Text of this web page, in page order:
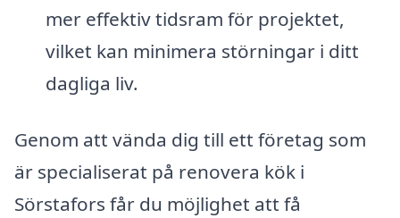
mer effektiv tidsram för projektet,
vilket kan minimera störningar i ditt
dagliga liv.
Genom att vända dig till ett företag som
är specialiserat på renovera kök i
Sörstafors får du möjlighet att få